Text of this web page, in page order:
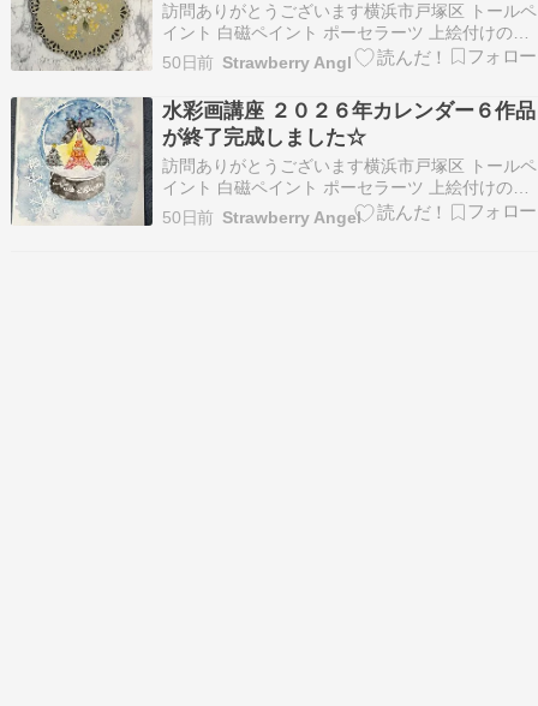
訪問ありがとうございます横浜市戸塚区 トールペ
イント 白磁ペイント ポーセラーツ 上絵付けのお
教室を開催しておりますStrawberry Angel 松本
千香です 一人一人の生徒様に寄り添いながら想い
のこもった作品作りのおてつだいを心がけてレッ
スンしております 平日（火曜日水…
50日前 Strawberry Angl
水彩画講座 ２０２６年カレンダー６作品
が終了完成しました☆
訪問ありがとうございます横浜市戸塚区 トールペ
イント 白磁ペイント ポーセラーツ 上絵付けのお
教室を開催しておりますStrawberry Angel 松本
千香です 一人一人の生徒様に寄り添いながら想い
50日前 Strawberry Angel